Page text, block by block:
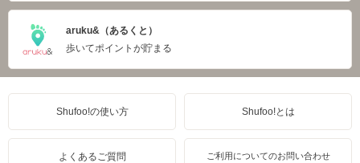
aruku&（あるくと）
歩いてポイントが貯まる
Shufoo!の使い方 Shufoo!とは
よくあるご質問 ご利用についてのお問い合わせ